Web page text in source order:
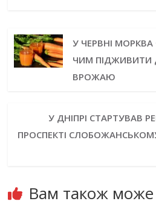
У ЧЕРВНІ
ЧИМ ПІДЖИВИТИ
ВРОЖАЮ
У ДНІПРІ СТАРТУВАВ
ПРОСПЕКТІ
Вам також може